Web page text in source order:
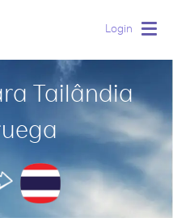
Login
Tailândia